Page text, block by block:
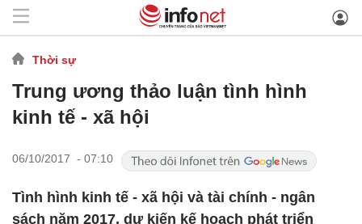
Thời sự
Trung ương thảo luận tình hình
kinh tế - xã hội
06/10/2017 - 07:10
Tình hình kinh tế - xã hội và tài chính - ngân
sách năm 2017, dự kiến kế hoạch phát triển